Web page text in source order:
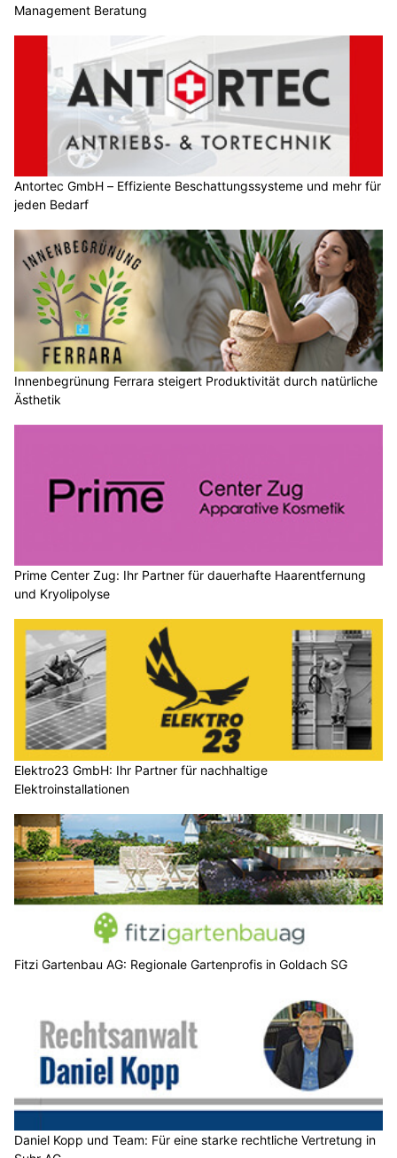
Management Beratung
Antortec GmbH – Effiziente Beschattungssysteme und mehr für
jeden Bedarf
Innenbegrünung Ferrara steigert Produktivität durch natürliche
Ästhetik
Prime Center Zug: Ihr Partner für dauerhafte Haarentfernung
und Kryolipolyse
Elektro23 GmbH: Ihr Partner für nachhaltige
Elektroinstallationen
Fitzi Gartenbau AG: Regionale Gartenprofis in Goldach SG
Daniel Kopp und Team: Für eine starke rechtliche Vertretung in